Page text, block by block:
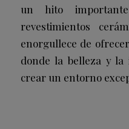
un hito
revestimientos
enorgullece de
donde la belleza y la
crear un entorno